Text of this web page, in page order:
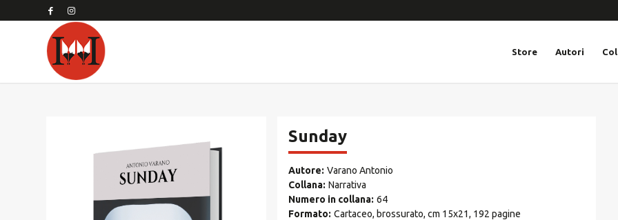
Store Autori
Sunday
Autore Varano Antonio
Collana Narrativa
Numero in collana 64
Formato Cartaceo, brossurato, cm 15x21, 192 pagine